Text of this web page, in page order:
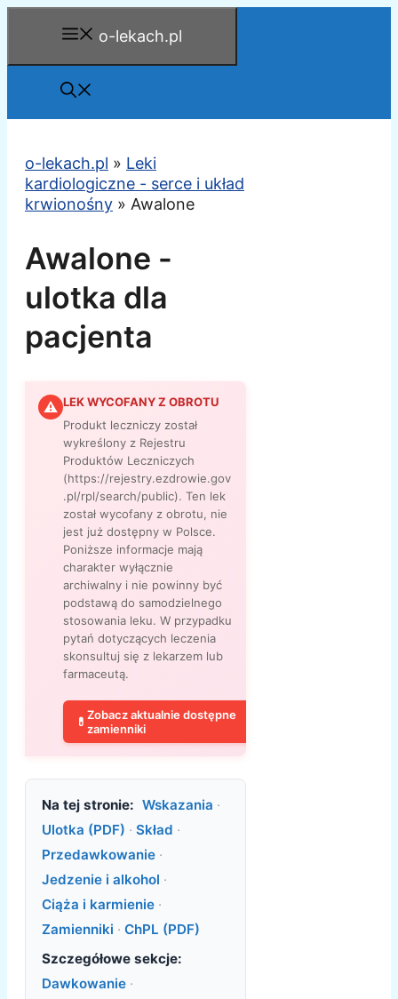
o-lekach.pl
o-lekach.pl » Leki
kardiologiczne - serce i układ
krwionośny » Awalone
Awalone -
ulotka dla
pacjenta
⚠ LEK WYCOFANY Z OBROTU
Produkt leczniczy został
wykreślony z Rejestru
Produktów Leczniczych
(https://rejestry.ezdrowie.gov
.pl/rpl/search/public). Ten lek
został wycofany z obrotu, nie
jest już dostępny w Polsce.
Poniższe informacje mają
charakter wyłącznie
archiwalny i nie powinny być
podstawą do samodzielnego
stosowania leku. W przypadku
pytań dotyczących leczenia
skonsultuj się z lekarzem lub
farmaceutą.
💊 Zobacz aktualnie dostępne
zamienniki
Na tej stronie: Wskazania ·
Ulotka (PDF) · Skład ·
Przedawkowanie ·
Jedzenie i alkohol ·
Ciąża i karmienie ·
Zamienniki · ChPL (PDF)
Szczegółowe sekcje:
Dawkowanie ·